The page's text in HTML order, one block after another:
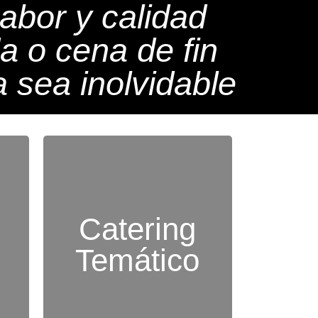
y calidad
o cena de fin
sea inolvidable
Catering
Temático
diseñados para reflejar
un tema específico de tu